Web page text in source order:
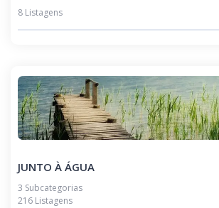
8 Listagens
JUNTO À ÁGUA
3 Subcategorias
216 Listagens